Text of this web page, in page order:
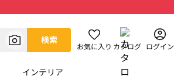
検索
お気に入り カタログ ログイン
インテリア